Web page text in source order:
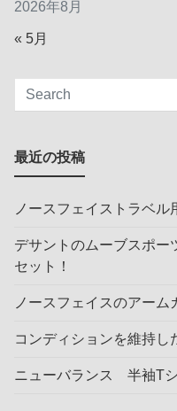
2026年8月
« 5月
最近の投稿
ノースフェイストラベル
デサントのムーブスポー
セット！
ノースフェイスのアーム
コンディションを維持し
ニューバランス 半袖Tシ